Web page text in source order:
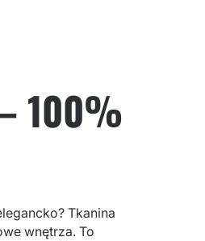
100%
Tkanina
wnętrza. To